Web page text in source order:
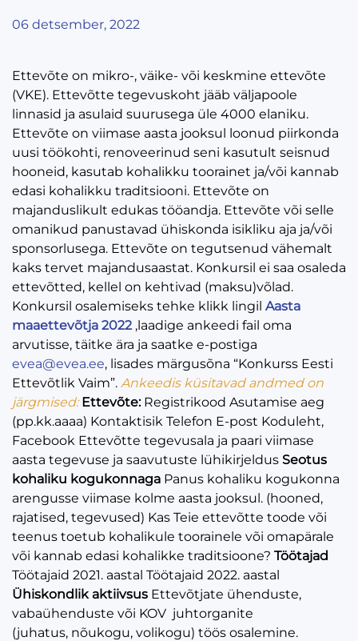
06 detsember, 2022
Ettevõte on mikro-, väike- või keskmine ettevõte
(VKE). Ettevõtte tegevuskoht jääb väljapoole
linnasid ja asulaid suurusega üle 4000 elaniku.
Ettevõte on viimase aasta jooksul loonud piirkonda
uusi töökohti, renoveerinud seni kasutult seisnud
hooneid, kasutab kohalikku toorainet ja/või kannab
edasi kohalikku traditsiooni. Ettevõte on
majanduslikult edukas tööandja. Ettevõte või selle
omanikud panustavad ühiskonda isikliku aja ja/või
sponsorlusega. Ettevõte on tegutsenud vähemalt
kaks tervet majandusaastat. Konkursil ei saa osaleda
ettevõtted, kellel on kehtivad (maksu)võlad.
Konkursil osalemiseks tehke klikk lingil Aasta
maaettevõtja 2022,laadige ankeedi fail oma
arvutisse, täitke ära ja saatke e-postiga
evea@evea.ee, lisades märgusõna “Konkurss Eesti
Ettevõtlik Vaim”. Ankeedis küsitavad andmed on
järgmised: Ettevõte:Registrikood Asutamise aeg
(pp.kk.aaaa) Kontaktisik Telefon E-post Koduleht,
Facebook Ettevõtte tegevusala ja paari viimase
aasta tegevuse ja saavutuste lühikirjeldus Seotus
kohaliku kogukonnaga Panus kohaliku kogukonna
arengusse viimase kolme aasta jooksul. (hooned,
rajatised, tegevused) Kas Teie ettevõtte toode või
teenus toetub kohalikule toorainele või omapärale
või kannab edasi kohalikke traditsioone? Töötajad
Töötajaid 2021. aastal Töötajaid 2022. aastal
Ühiskondlik aktiivsus Ettevõtjate ühenduste,
vabaühenduste või KOV juhtorganite
(juhatus, nõukogu, volikogu) töös osalemine.